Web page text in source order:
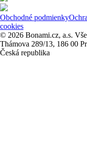
Obchodné podmienky
cookies
© 2026 Bonami.cz, a.s.
Thámova 289/13, 186 00
Česká republika